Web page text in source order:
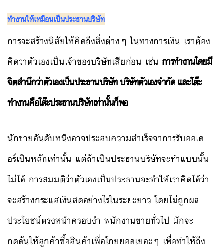
ทำงานให้เหมือนเป็นประธานบริษัท
การจะสร้างนิสัยให้คิดถึงสิ่งต่างๆ ในทางการเงิน เราต้อง
คิดว่าตัวเองเป็นเจ้าของบริษัทเสียก่อน เช่น การทำงานโดยมี
จิตสำนึกว่าตัวเองเป็นประธานบริษัท บริษัทตัวเองจำกัด และโต๊ะ
ทำงานคือโต๊ะประธานบริษัทเท่านั้นก็พอ
นักขายอันดับหนึ่งอาจประสบความสำเร็จจาการรับออเด
อร์เป็นหลักเท่านั้น แต่ถ้าเป็นประธานบริษัทจะทำแบบนั้น
ไม่ได้ การสมมติว่าตัวเองเป็นประธานจะทำให้เราคิดได้ว่า
จะสร้างกระแสเงินสดอย่างไรในระยะยาว โดยไม่ถูกผล
ประโยชน์ตรงหน้าครอบงำ พนักงานขายทั่วไป มักจะ
กดดันให้ลูกค้าซื้อสินค้าเพื่อโกยยอดเยอะๆ เพื่อทำให้ถึง